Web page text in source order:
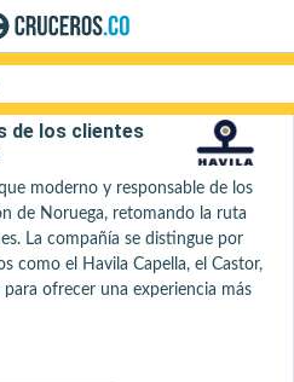
de cruceros 2026 - 2027
de los clientes
moderno y responsable de los
de Noruega, retomando la ruta
La compañía se distingue por
como el Havila Capella, el Castor,
ofrecer una experiencia más
ambiente, especialmente
inmersivo de los
Buscar